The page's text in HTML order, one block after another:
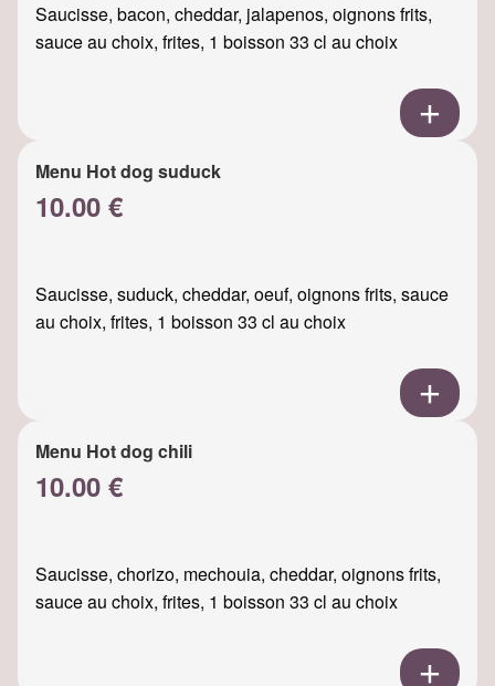
Saucisse, bacon, cheddar, jalapenos, oignons frits,
sauce au choix, frites, 1 boisson 33 cl au choix
Menu Hot dog suduck
10.00 €
Saucisse, suduck, cheddar, oeuf, oignons frits, sauce
au choix, frites, 1 boisson 33 cl au choix
Menu Hot dog chili
10.00 €
Saucisse, chorizo, mechouia, cheddar, oignons frits,
sauce au choix, frites, 1 boisson 33 cl au choix